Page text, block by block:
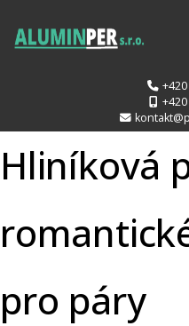
Hliníková
pro páry